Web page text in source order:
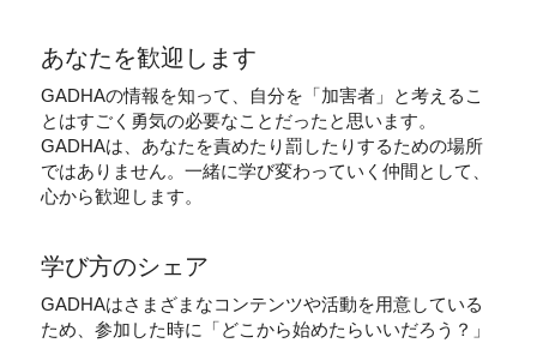
あなたを歓迎します
GADHAの情報を知って、自分を「加害者」と考えるこ
とはすごく勇気の必要なことだったと思います。
GADHAは、あなたを責めたり罰したりするための場所
ではありません。一緒に学び変わっていく仲間として、
心から歓迎します。
学び方のシェア
GADHAはさまざまなコンテンツや活動を用意している
ため、参加した時に「どこから始めたらいいだろう？」